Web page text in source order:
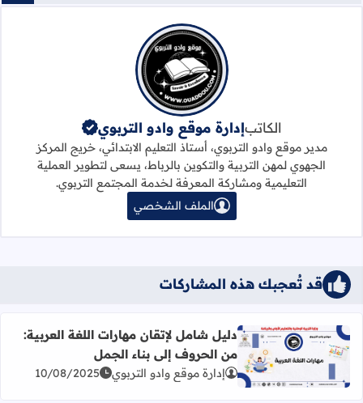
الكاتبإدارة موقع وادو التربوي
مدير موقع وادو التربوي، أستاذ التعليم الابتدائي، خريج المركز
الجهوي لمهن التربية والتكوين بالرباط، يسعى لتطوير العملية
التعليمية ومشاركة المعرفة لخدمة المجتمع التربوي.
الملف الشخصي
قد تُعجبك هذه المشاركات
اقرأ المزيد عن دليل شامل لإتقان مهارات اللغة العربية: من
دليل شامل لإتقان مهارات اللغة العربية:
من الحروف إلى بناء الجمل
إدارة موقع وادو التربوي 10/08/2025